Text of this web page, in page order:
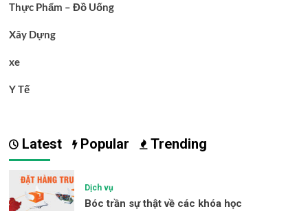
Thực Phẩm – Đồ Uống
Xây Dựng
xe
Y Tế
Latest Popular Trending
Dịch vụ
Bóc trần sự thật về các khóa học